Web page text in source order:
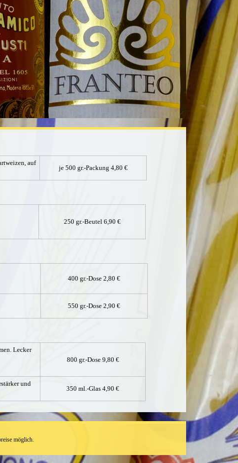
auf
je 500 gr.-Packung 4,80 €
250 gr.-Beutel 6,90 €
400 gr.-Dose 2,80 €
550 gr.-Dose 2,90 €
Lecker
800 gr.-Dose 9,80 €
und
350 ml.-Glas 4,90 €
möglich.